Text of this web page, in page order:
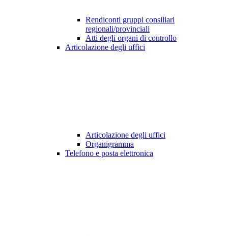
Rendiconti gruppi consiliari
regionali/provinciali
Atti degli organi di controllo
Articolazione degli uffici
Articolazione degli uffici
Organigramma
Telefono e posta elettronica